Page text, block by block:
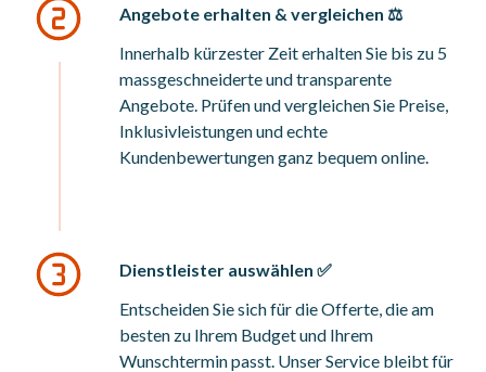
Angebote erhalten & vergleichen ⚖️
Innerhalb kürzester Zeit erhalten Sie bis zu 5
massgeschneiderte und transparente
Angebote. Prüfen und vergleichen Sie Preise,
Inklusivleistungen und echte
Kundenbewertungen ganz bequem online.
Dienstleister auswählen ✅
Entscheiden Sie sich für die Offerte, die am
besten zu Ihrem Budget und Ihrem
Wunschtermin passt. Unser Service bleibt für